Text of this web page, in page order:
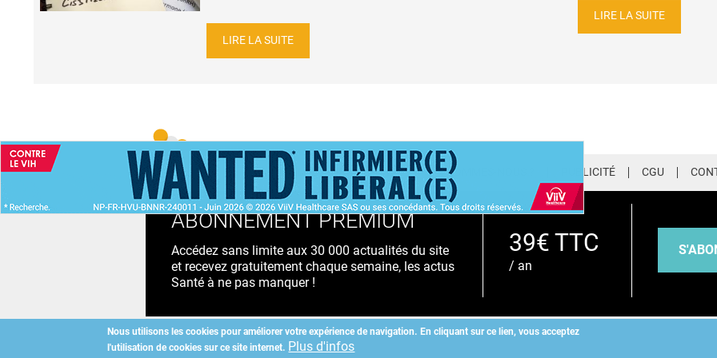
LIRE LA SUITE
LIRE LA SUITE
Nous utilisons les cookies pour améliorer votre expérience de navigation. En cliquant sur ce lien, vous acceptez
l'utilisation de cookies sur ce site internet. Plus d'infos
ACCUEIL NEWSLETTER QUI SOMMES-NOUS ? PUBLICITÉ CGU
ABONNEMENT PREMIUM
Accédez sans limite aux 30 000 actualités du site
et recevez gratuitement chaque semaine, les actus
Santé à ne pas manquer !
39€ TTC
/ an
Copyright©2026 ALLIEDHEALTH